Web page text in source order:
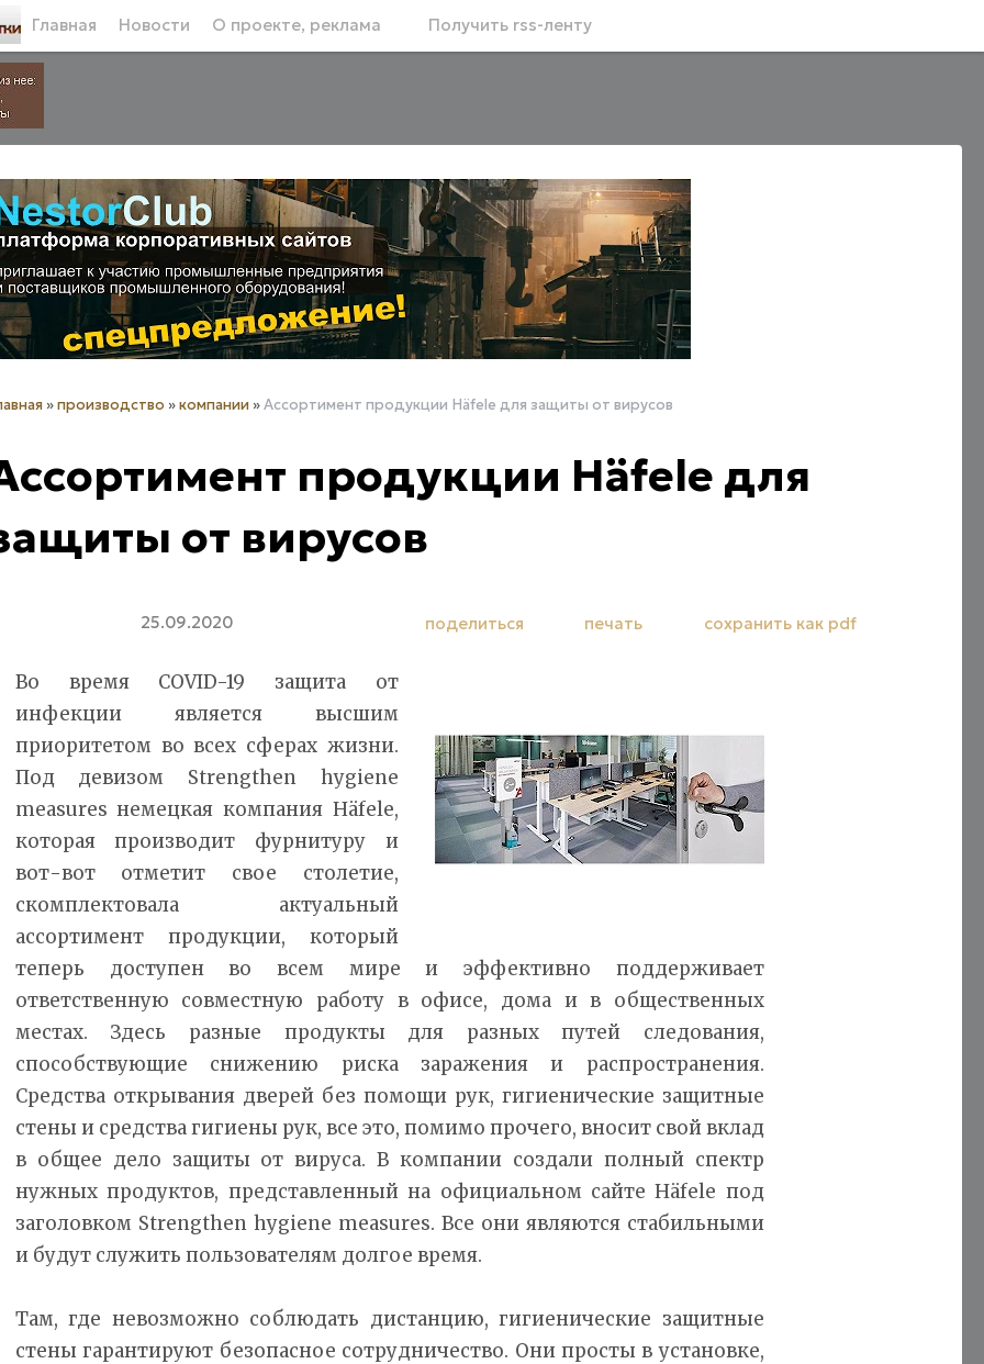
Главная Новости О проекте, реклама Получить rss-ленту
»производство »компании »Ассортимент продукции Häfele для защиты от вирусов
продукции Häfele для
от вирусов
25.09.2020 поделиться печать сохранить как pdf
Во время COVID-19 защита от
инфекции является высшим
приоритетом во всех сферах жизни.
Под девизом Strengthen hygiene
measures немецкая компания Häfele,
которая производит фурнитуру и
вот-вот отметит свое столетие,
скомплектовала актуальный
ассортимент продукции, который
теперь доступен во всем мире и эффективно поддерживает
ответственную совместную работу в офисе, дома и в общественных
местах. Здесь разные продукты для разных путей следования,
способствующие снижению риска заражения и распространения.
Средства открывания дверей без помощи рук, гигиенические защитные
стены и средства гигиены рук, все это, помимо прочего, вносит свой вклад
в общее дело защиты от вируса. В компании создали полный спектр
нужных продуктов, представленный на официальном сайте Häfele под
заголовком Strengthen hygiene measures. Все они являются стабильными
и будут служить пользователям долгое время.
Там, где невозможно соблюдать дистанцию, гигиенические защитные
стены гарантируют безопасное сотрудничество. Они просты в установке,